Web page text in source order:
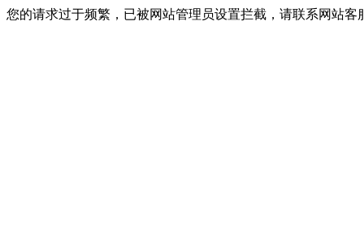
您的请求过于频繁，已被网站管理员设置拦截，请联系网站客